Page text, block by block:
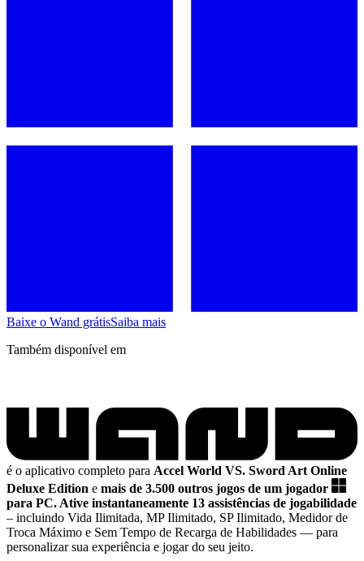
Baixe o Wand grátisSaiba mais
Também disponível em
é o aplicativo completo para Accel World VS. Sword Art Online
Deluxe Edition e mais de 3.500 outros jogos de um jogador
para PC. Ative instantaneamente 13 assistências de jogabilidade
– incluindo Vida Ilimitada, MP Ilimitado, SP Ilimitado, Medidor de
Troca Máximo e Sem Tempo de Recarga de Habilidades — para
personalizar sua experiência e jogar do seu jeito.